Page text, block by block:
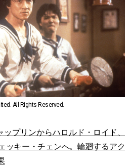
All Rights Reserved.
ップリンからハロルド・ロイド、
ッキー・チェンへ。輪廻するアク